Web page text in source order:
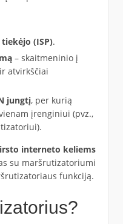
(ISP).
– skaitmeninio į
atvirkščiai
jungtį, per kurią
įrenginiui (pvz.,
interneto keliems
su maršrutizatoriumi
funkciją.